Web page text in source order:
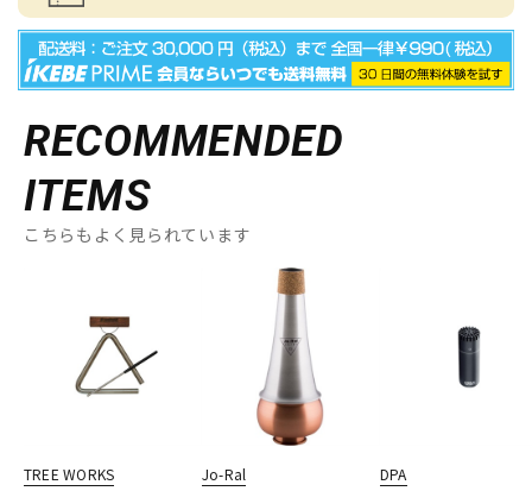
RECOMMENDED
ITEMS
こちらもよく見られています
TREE WORKS
Jo-Ral
DPA